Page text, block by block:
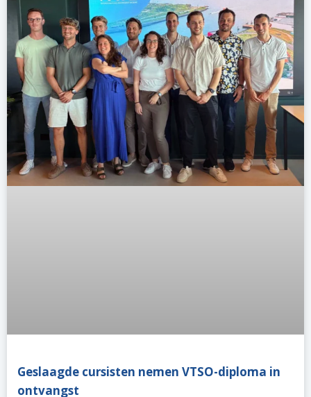
Geslaagde cursisten nemen VTSO-diploma in
ontvangst